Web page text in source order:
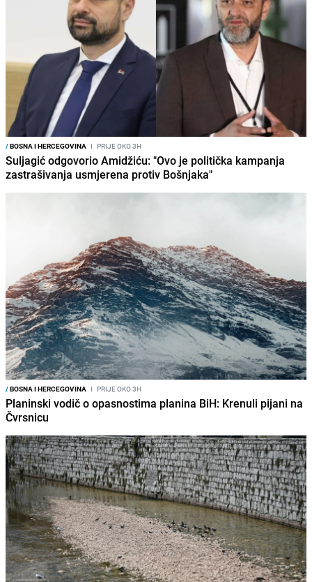
/BOSNA I HERCEGOVINA I PRIJE OKO 3H
Suljagić odgovorio Amidžiću: "Ovo je politička kampanja
zastrašivanja usmjerena protiv Bošnjaka"
/BOSNA I HERCEGOVINA I PRIJE OKO 3H
Planinski vodič o opasnostima planina BiH: Krenuli pijani na
Čvrsnicu